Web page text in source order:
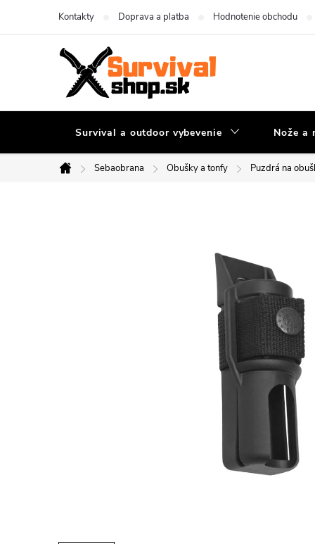
Kontakty Doprava a platba Hodnotenie obchodu
Survival a outdoor vybevenie Nože a
Domov
Sebaobrana Obušky a tonfy Puzdrá na